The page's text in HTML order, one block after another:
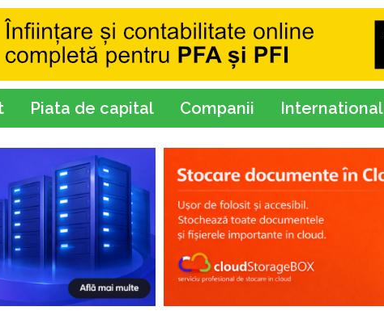
Piata de capital Companii International